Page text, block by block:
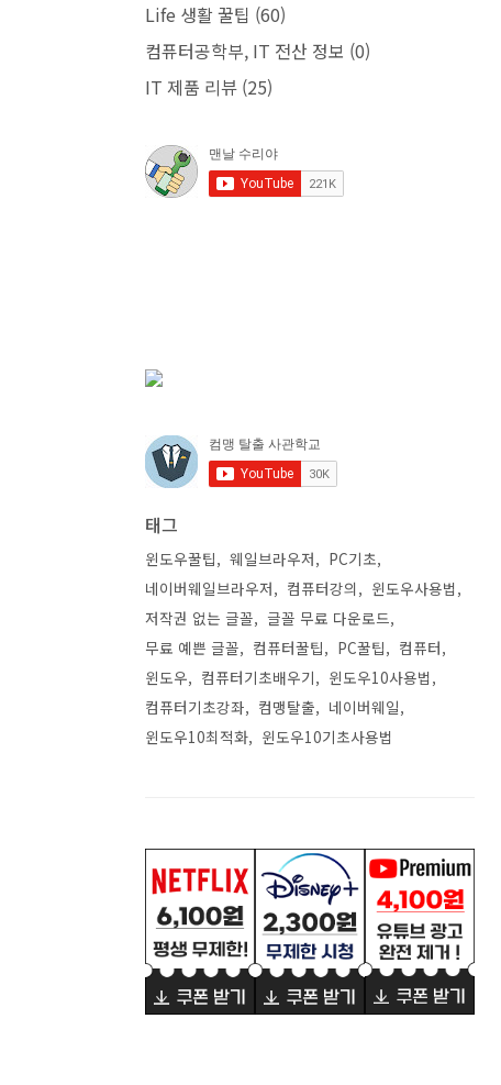
Life 생활 꿀팁 (60)
컴퓨터공학부, IT 전산 정보 (0)
IT 제품 리뷰 (25)
태그
윈도우꿀팁 웨일브라우저
PC기초
네이버웨일브라우저
컴퓨터강의
윈도우사용법
저작권 없는 글꼴
글꼴 무료 다운로드
무료 예쁜 글꼴
컴퓨터꿀팁 PC꿀팁
컴퓨터
윈도우
컴퓨터기초배우기
윈도우10사용법
컴퓨터기초강좌
컴맹탈출
네이버웨일
윈도우10최적화
윈도우10기초사용법